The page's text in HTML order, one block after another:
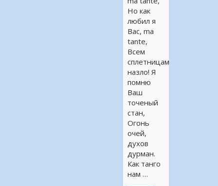
Но как
любил я
Вас, ma
tante,
Всем
сплетницам
назло! Я
помню
Ваш
точеный
стан,
Огонь
очей,
духов
дурман.
Как танго
нам …